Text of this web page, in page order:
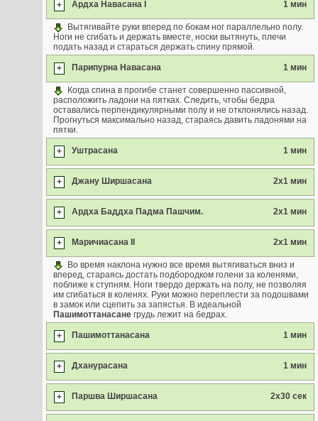
+ Ардха Навасана I 1 мин
Вытягивайте руки вперед по бокам ног параллельно полу.
Ноги не сгибать и держать вместе, носки вытянуть, плечи
подать назад и стараться держать спину прямой.
+ Парипурна Навасана 1 мин
Когда спина в прогибе станет совершенно пассивной,
расположить ладони на пятках. Следить, чтобы бедра
оставались перпендикулярными полу и не отклонялись назад.
Прогнуться максимально назад, стараясь давить ладонями на
пятки.
+ Уштрасана 1 мин
+ Джану Ширшасана 2х1 мин
+ Ардха Баддха Падма Пашчим. 2х1 мин
+ Маричиасана II 2х1 мин
Во время наклона нужно все время вытягиваться вниз и
вперед, стараясь достать подбородком голени за коленями,
поближе к ступням. Ноги твердо держать на полу, не позволяя
им сгибаться в коленях. Руки можно переплести за подошвами
в замок или сцепить за запястья. В идеальной
Пашимоттанасане грудь лежит на бедрах.
+ Пашимоттанасана 1 мин
+ Дханурасана 1 мин
+ Паршва Ширшасана 2x30 сек